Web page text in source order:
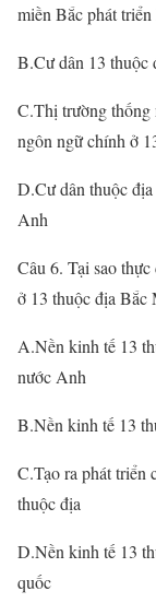
miền Bắc phát
B.Cư dân 13 thuộc
C.Thị trường thống
ngôn ngữ chính ở
D.Cư dân thuộc
Anh
Câu 6. Tại sao
ở 13 thuộc địa Bắc
A.Nền kinh tế 13
nước Anh
B.Nền kinh tế 13
C.Tạo ra phát triển
thuộc địa
D.Nền kinh tế 13
quốc